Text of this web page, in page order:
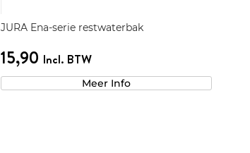
JURA Ena-serie restwaterbak
15,90 Incl. BTW
Meer Info